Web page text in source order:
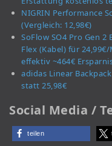
NIGRIN Performance
(Vergleich: 12,98€)
SoFlow SO4 Pro Gen 2
Flex (Kabel) für
effektiv ~464€
adidas Linear
statt 25,98€
Social Media /
teilen